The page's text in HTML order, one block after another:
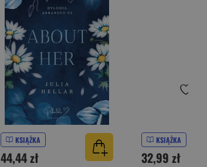
KSIĄŻKA
44,44 zł
KSIĄŻKA
32,99 zł